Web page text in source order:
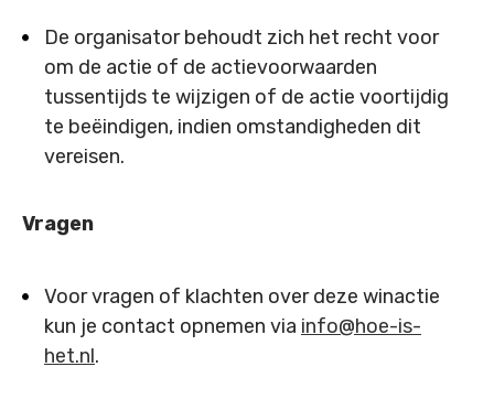
De organisator behoudt zich het recht voor
om de actie of de actievoorwaarden
tussentijds te wijzigen of de actie voortijdig
te beëindigen, indien omstandigheden dit
vereisen.
Vragen
Voor vragen of klachten over deze winactie
kun je contact opnemen via info@hoe-is-
het.nl.